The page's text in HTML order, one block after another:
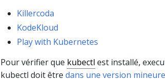
Killercoda
KodeKloud
Play with Kubernetes
Pour vérifier que kubectl est installé,
kubectl doit être dans une version mineure